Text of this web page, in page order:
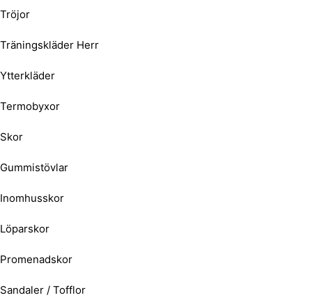
Tröjor
Träningskläder Herr
Ytterkläder
Termobyxor
Skor
Gummistövlar
Inomhusskor
Löparskor
Promenadskor
Sandaler / Tofflor